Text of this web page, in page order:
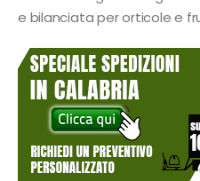
e bilanciata per orticole e